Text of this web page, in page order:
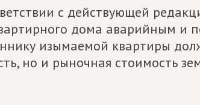
с действующей
дома аварийным и
изымаемой квартиры
но и рыночная стоимость